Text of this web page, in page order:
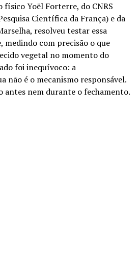
físico Yoël Forterre, do CNRS
Científica da França) e da
resolveu testar essa
com precisão o que
vegetal no momento do
foi inequívoco: a
não é o mecanismo responsável.
antes nem durante o fechamento.